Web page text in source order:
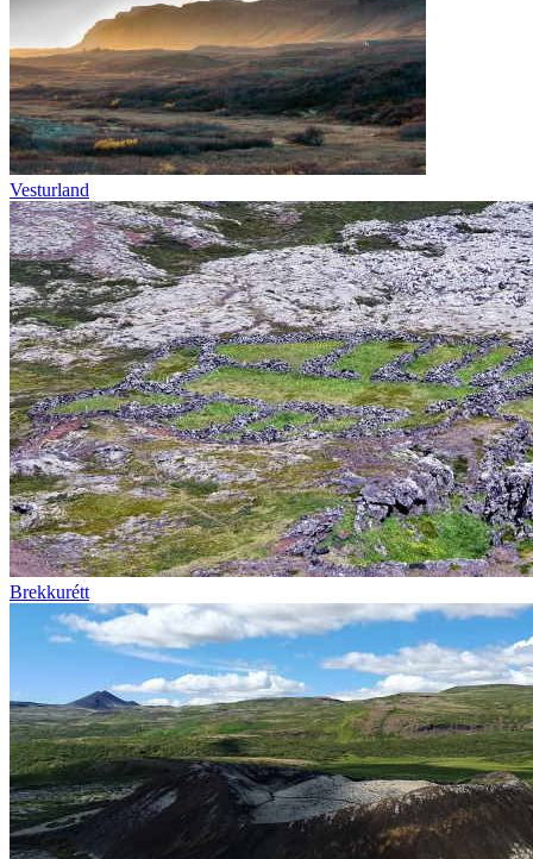
Vesturland
Brekkurétt